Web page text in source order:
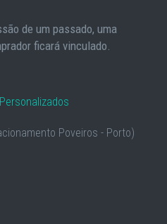
de um passado, uma
ficará vinculado.
Poveiros - Porto)